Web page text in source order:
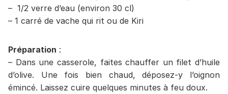
– 1/2 verre d’eau (environ 30 cl)
– 1 carré de vache qui rit ou de Kiri
Préparation :
– Dans une casserole, faites chauffer un filet d’huile
d’olive. Une fois bien chaud, déposez-y l’oignon
émincé. Laissez cuire quelques minutes à feu doux.